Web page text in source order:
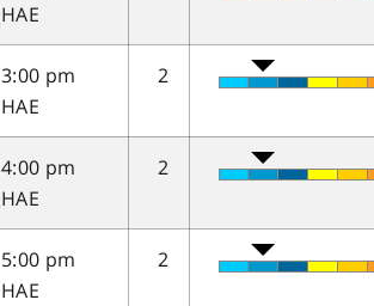
HAE
3:00 pm
HAE
2
4:00 pm
HAE
2
5:00 pm
HAE
2